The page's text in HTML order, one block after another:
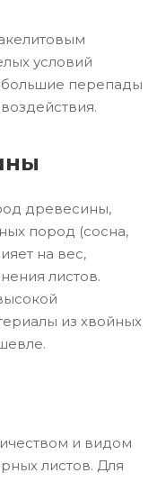
условий
большие перепады
древесины,
пород (сосна,
на вес,
листов.
из хвойных
и видом
листов. Для